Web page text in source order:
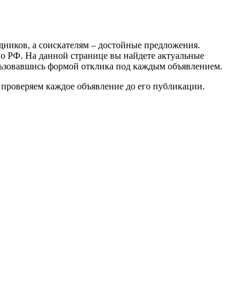
а соискателям – достойные предложения.
РФ. На данной странице вы найдете актуальные
формой отклика под каждым объявлением.
каждое объявление до его публикации.